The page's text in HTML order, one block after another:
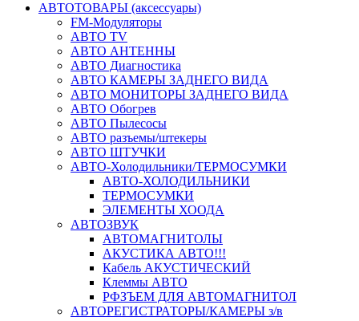
АВТОТОВАРЫ (аксессуары)
FM-Модуляторы
АВТО TV
АВТО АНТЕННЫ
АВТО Диагностика
АВТО КАМЕРЫ ЗАДНЕГО ВИДА
АВТО МОНИТОРЫ ЗАДНЕГО ВИДА
АВТО Обогрев
АВТО Пылесосы
АВТО разъемы/штекеры
АВТО ШТУЧКИ
АВТО-Холодильники/ТЕРМОСУМКИ
АВТО-ХОЛОДИЛЬНИКИ
ТЕРМОСУМКИ
ЭЛЕМЕНТЫ ХООДА
АВТОЗВУК
АВТОМАГНИТОЛЫ
АКУСТИКА АВТО!!!
Кабель АКУСТИЧЕСКИЙ
Клеммы АВТО
РФЗЪЕМ ДЛЯ АВТОМАГНИТОЛ
АВТОРЕГИСТРАТОРЫ/КАМЕРЫ з/в